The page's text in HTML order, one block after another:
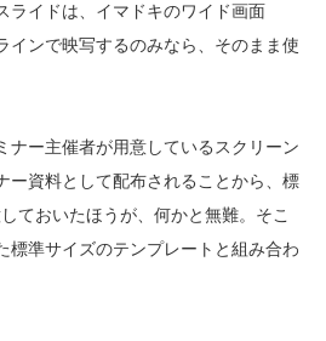
ライドは、イマドキのワイド画面
インで映写するのみなら、そのまま使
ナー主催者が用意しているスクリーン
ー資料として配布されることから、標
ておいたほうが、何かと無難。そこ
標準サイズのテンプレートと組み合わ